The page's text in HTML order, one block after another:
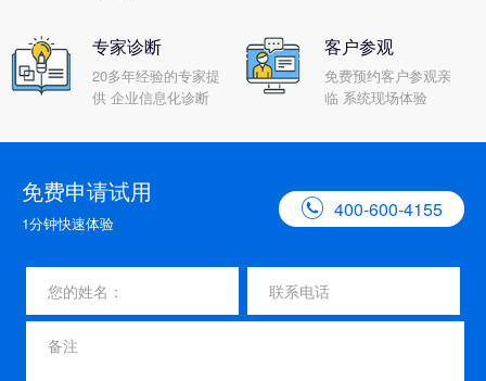
专家诊断
20多年经验的专家提
供 企业信息化诊断
客户参观
免费预约客户参观亲
临 系统现场体验
免费申请试用
1分钟快速体验
 400-600-4155